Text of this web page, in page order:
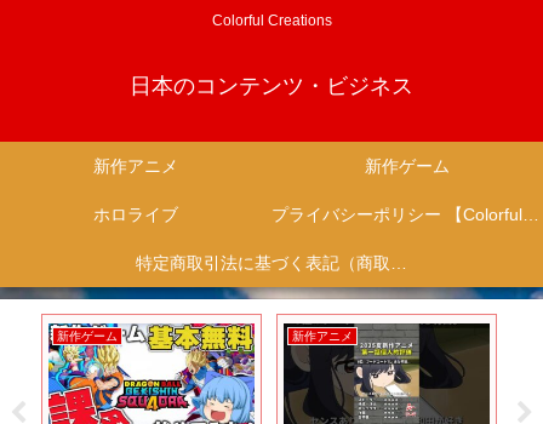
Colorful Creations
日本のコンテンツ・ビジネス
新作アニメ 新作ゲーム
ホロライブ プライバシーポリシー 【Colorful Creation】
特定商取引法に基づく表記（商取引に関する開示）
新作アニメ 新作アニメ